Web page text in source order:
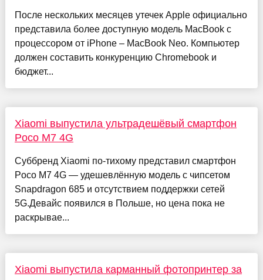
После нескольких месяцев утечек Apple официально
представила более доступную модель MacBook с
процессором от iPhone – MacBook Neo. Компьютер
должен составить конкуренцию Chromebook и
бюджет...
Xiaomi выпустила ультрадешёвый смартфон
Poco M7 4G
Суббренд Xiaomi по-тихому представил смартфон
Poco M7 4G — удешевлённую модель с чипсетом
Snapdragon 685 и отсутствием поддержки сетей
5G.Девайс появился в Польше, но цена пока не
раскрывае...
Xiaomi выпустила карманный фотопринтер за